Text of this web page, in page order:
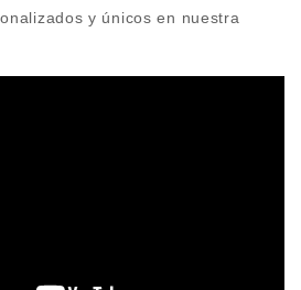
y únicos en nuestra